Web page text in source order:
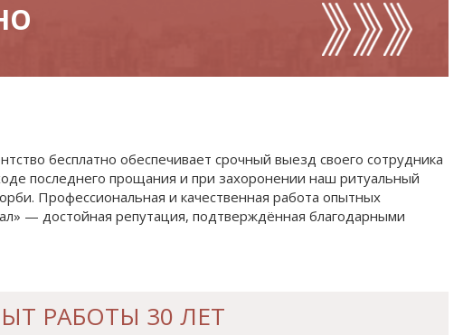
бесплатно обеспечивает срочный выезд своего сотрудника
последнего прощания и при захоронении наш ритуальный
Профессиональная и качественная работа опытных
— достойная репутация, подтверждённая благодарными
РАБОТЫ 30 ЛЕТ